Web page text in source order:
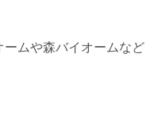
ムや森バイオームなど